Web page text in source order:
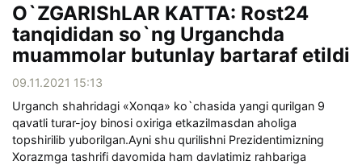
O`ZGARIShLAR KATTA: Rost24
tanqididan so`ng Urganchda
muammolar butunlay bartaraf etildi
09.11.2021 15:13
Urganch shahridagi «Xonqa» ko`chasida yangi qurilgan 9
qavatli turar-joy binosi oxiriga etkazilmasdan aholiga
topshirilib yuborilgan.Ayni shu qurilishni Prezidentimizning
Xorazmga tashrifi davomida ham davlatimiz rahbariga